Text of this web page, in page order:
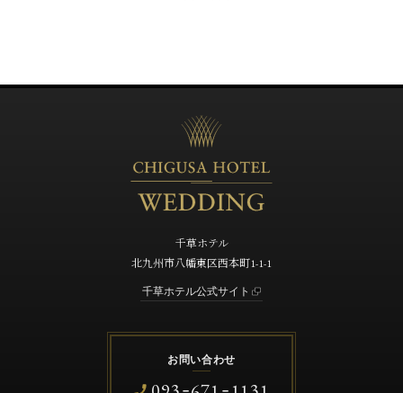
千草ホテル
北九州市八幡東区西本町1-1-1
千草ホテル公式サイト
お問い合わせ